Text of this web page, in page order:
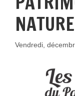
Vendredi,